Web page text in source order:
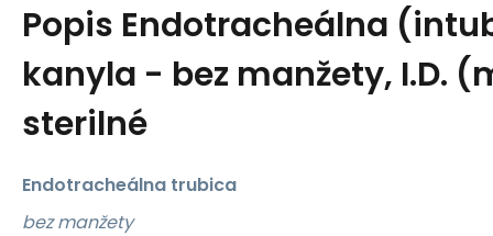
Popis Endotracheálna
kanyla - bez manžety, I.D.
sterilné
Endotracheálna trubica
bez manžety